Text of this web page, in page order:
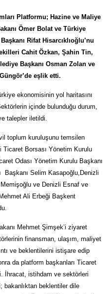
Platformu; Hazine ve Maliye
Ömer Bolat ve Türkiye
Rifat Hisarcıklıoğlu’nu
Cahit Özkan, Şahin Tin,
Başkanı Osman Zolan ve
eşlik etti.
ekonomisinin yol haritasını
içinde bulunduğu durum,
talepler iletildi.
toplum kuruluşunu temsilen
Borsası Yönetim Kurulu
Odası Yönetim Kurulu Başkanı
Başkanı Selim Kasapoğlu,Denizli
Memişoğlu ve Denizli Esnaf ve
Ali Erbeği Başkent
Mehmet Şimşek’i ziyaret
finansman, ulaşım, maliyet
ve beklentilerini istişare edip
da platform başkanları Ticaret
İhracat, istihdam ve sektörleri
bakanlıktan beklentiler dile